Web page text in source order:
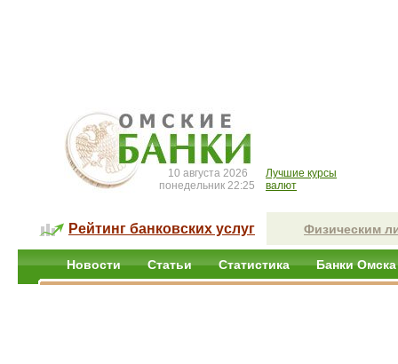
10 августа 2026
понедельник 22:25
Лучшие курсы
валют
Рейтинг банковских услуг Физическим
Новости Статьи Статистика Банки Омска